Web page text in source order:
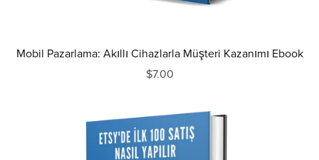
Mobil Pazarlama: Akıllı Cihazlarla Müşteri Kazanımı Ebook
$7.00